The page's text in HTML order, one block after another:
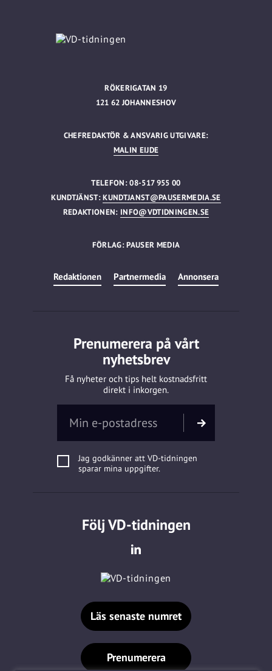
RÖKERIGATAN 19
121 62 JOHANNESHOV
CHEFREDAKTÖR & ANSVARIG UTGIVARE:
MALIN EIJDE
TELEFON: 08-517 955 00
KUNDTJÄNST:KUNDTJANST@PAUSERMEDIA.SE
REDAKTIONEN: INFO@VDTIDNINGEN.SE
FÖRLAG: PAUSER MEDIA
Redaktionen Partnermedia Annonsera
Prenumerera på vårt
nyhetsbrev
Få nyheter och tips helt kostnadsfritt
direkt i inkorgen.
Jag godkänner att VD-tidningen
sparar mina uppgifter.
Följ VD-tidningen
Läs senaste numret
Prenumerera